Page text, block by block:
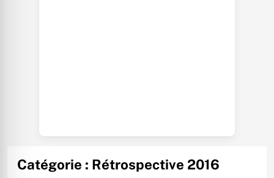
Catégorie : Rétrospective 2016